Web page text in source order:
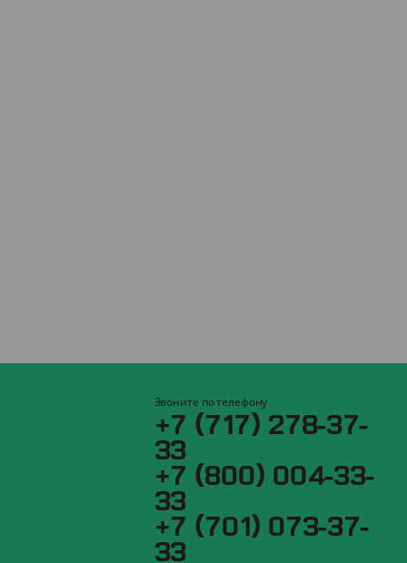
Звоните по телефону
+7 (717) 278-37-
33
+7 (800) 004-33-
33
+7 (701) 073-37-
33